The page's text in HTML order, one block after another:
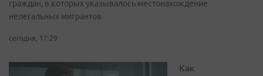
граждан, в которых указывалось местонахождение
нелегальных мигрантов
сегодня, 17:29
Как